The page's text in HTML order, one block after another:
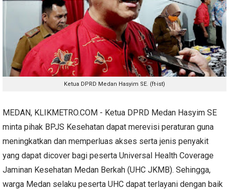
Ketua DPRD Medan Hasyim SE. (ft-ist)
MEDAN, KLIKMETRO.COM - Ketua DPRD Medan Hasyim SE
minta pihak BPJS Kesehatan dapat merevisi peraturan guna
meningkatkan dan memperluas akses serta jenis penyakit
yang dapat dicover bagi peserta Universal Health Coverage
Jaminan Kesehatan Medan Berkah (UHC JKMB). Sehingga,
warga Medan selaku peserta UHC dapat terlayani dengan baik